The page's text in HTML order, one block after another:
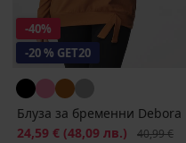
-40%
-20 % GET20
Блуза за бременни Debora
Намаление
24,59 € (48,09 лв.)
40,99 €